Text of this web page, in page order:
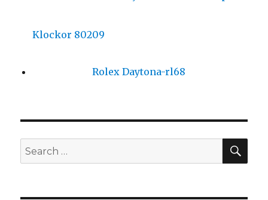
Klockor 80209
Rolex Daytona-rl68
Search
for: